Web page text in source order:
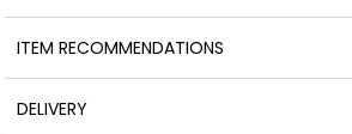
ITEM RECOMMENDATIONS
DELIVERY